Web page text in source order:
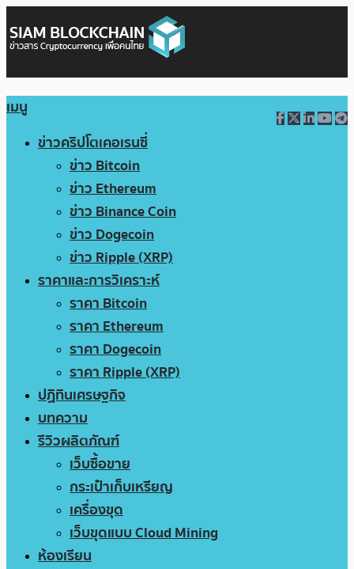
เมนู
ข่าวคริปโตเคอเรนซี่
ข่าว Bitcoin
ข่าว Ethereum
ข่าว Binance Coin
ข่าว Dogecoin
ข่าว Ripple (XRP)
ราคาและการวิเคราะห์
ราคา Bitcoin
ราคา Ethereum
ราคา Dogecoin
ราคา Ripple (XRP)
ปฏิทินเศรษฐกิจ
บทความ
รีวิวผลิตภัณฑ์
เว็บซื้อขาย
กระเป๋าเก็บเหรียญ
เครื่องขุด
เว็บขุดแบบ Cloud Mining
ห้องเรียน